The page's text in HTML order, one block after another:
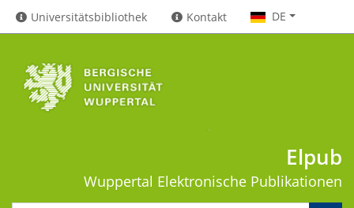
Universitätsbibliothek Kontakt DE
Elpub
Wuppertal Elektronische Publikationen